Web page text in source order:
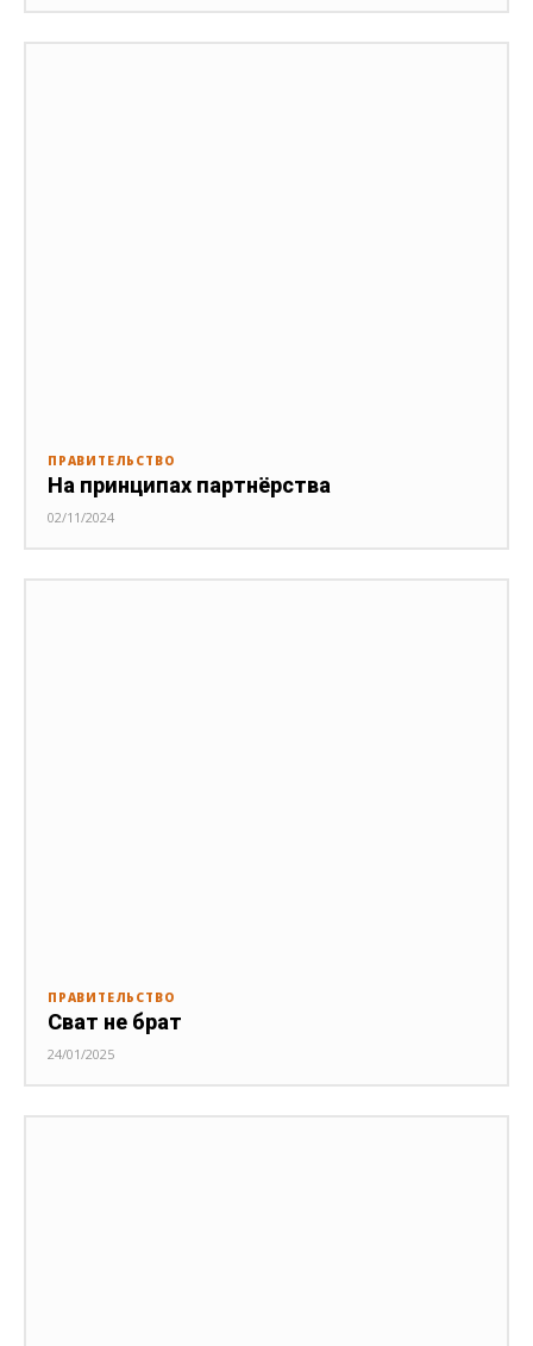
ПРАВИТЕЛЬСТВО
На принципах партнёрства
02/11/2024
ПРАВИТЕЛЬСТВО
Сват не брат
24/01/2025